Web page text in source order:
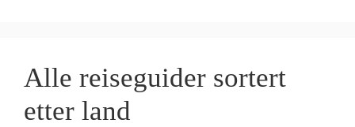
Alle reiseguider sortert
etter land